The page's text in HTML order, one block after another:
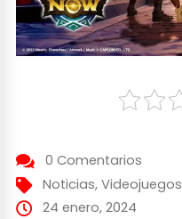
0 Comentarios
Noticias, Videojuegos
24 enero, 2024